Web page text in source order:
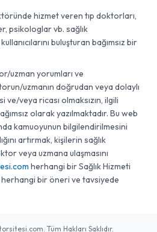
hizmet veren tıp doktorları,
psikologlar vb. sağlık
buluşturan bağımsız bir
uzman yorumları ve
uzmanın doğrudan veya dolaylı
veya ricası olmaksızın, ilgili
olarak yazılmaktadır. Bu web
kamuoyunun bilgilendirilmesini
artırmak, kişilerin sağlık
veya uzmana ulaşmasını
herhangi bir Sağlık Hizmeti
herhangi bir öneri ve tavsiyede
Tüm Hakları Saklıdır.